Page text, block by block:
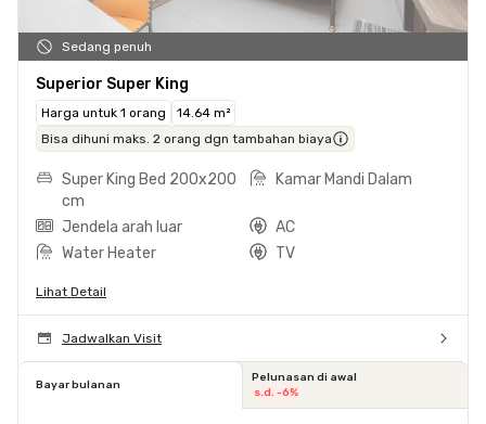
Sedang penuh
Superior Super King
Harga untuk 1 orang
14.64 m²
Bisa dihuni maks. 2 orang dgn tambahan biaya
Super King Bed 200x200
cm
Kamar Mandi Dalam
Jendela arah luar
AC
Water Heater
TV
Lihat Detail
Jadwalkan Visit
Bayar bulanan
Pelunasan di awal
s.d. -6%